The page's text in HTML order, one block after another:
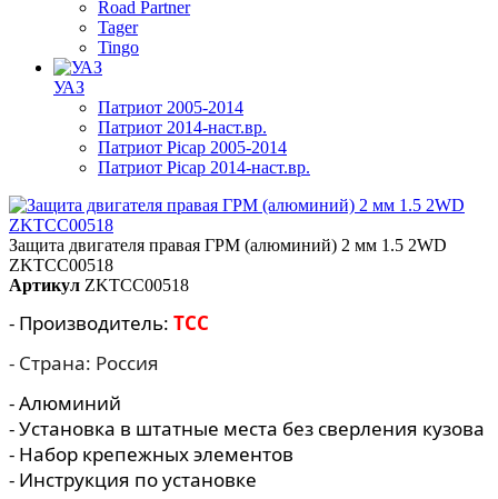
Road Partner
Tager
Tingo
УАЗ
Патриот 2005-2014
Патриот 2014-наст.вр.
Патриот Picap 2005-2014
Патриот Picap 2014-наст.вр.
Защита двигателя правая ГРМ (алюминий) 2 мм 1.5 2WD
ZKTCC00518
Артикул ZKTCC00518
- Производитель: TCC
- Страна: Россия
- Алюминий
- Установка в штатные места без сверления кузова
- Набор крепежных элементов
- Инструкция по установке